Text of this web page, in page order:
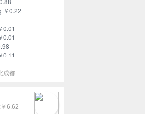
￥0.22
0.01
0.01
0.11
成都
￥6.62